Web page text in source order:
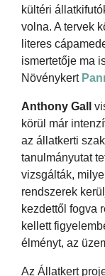
kültéri
volna. A tervek
literes
ismertetője ma
Növénykert
Anthony Gall
körül már
az állatkerti
tanulmányutat
vizsgálták,
rendszerek
kezdettől fogva
kellett
élményt, az
Az Állatkert